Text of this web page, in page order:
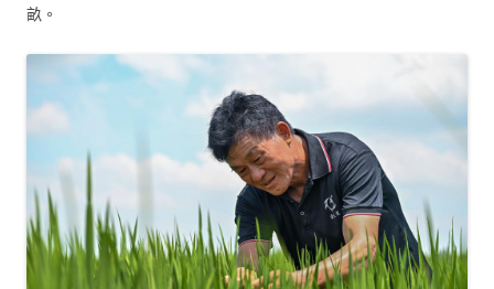
畝。